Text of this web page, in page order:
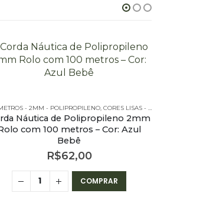
,OUTLET,PE - 2MM - POLIPROPILENO - 100 METROS
- 2MM - POLIPROPILENO, CORES LISAS - 100 METROS - 2MM
Náutica de Polipropileno 2mm
com 100 metros – Cor: Azul
Bebê
R$62,00
COMPRAR